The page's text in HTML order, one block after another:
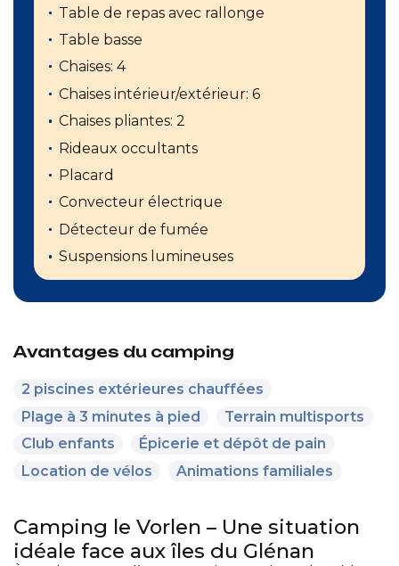
Table de repas avec rallonge
Table basse
Chaises: 4
Chaises intérieur/extérieur: 6
Chaises pliantes: 2
Rideaux occultants
Placard
Convecteur électrique
Détecteur de fumée
Suspensions lumineuses
Avantages du camping
2 piscines extérieures chauffées
Plage à 3 minutes à pied
Terrain multisports
Club enfants
Épicerie et dépôt de pain
Location de vélos
Animations familiales
Camping le Vorlen – Une situation
idéale face aux îles du Glénan